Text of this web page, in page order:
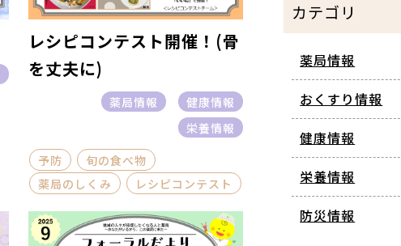
レシピコンテスト開催！(骨
を丈夫に)
薬局情報
健康情報
栄養情報
予防
旬の食べ物
薬局のしくみ
レシピコンテスト
カテゴリ
薬局情報
おくすり情報
健康情報
栄養情報
防災情報